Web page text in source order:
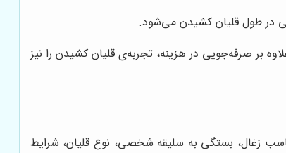
در طول قلیان کشیدن می‌شود.
بر صرفه‌جویی در هزینه، تجربه‌ی قلیان کشیدن را نیز
زغال، بستگی به سلیقه شخصی، نوع قلیان، شرایط